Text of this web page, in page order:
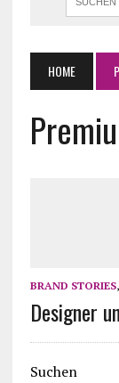
HOME
BRAND STORIES,
Designer
Suchen